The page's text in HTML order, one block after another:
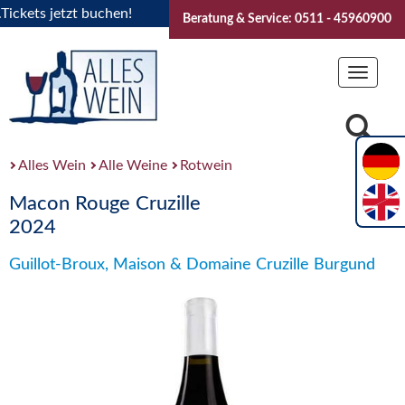
jetzt buchen! "Das Sommerfest 2026" Vive la
Beratung & Service: 0511 - 45960900
Toggle
Alles Wein Alle Weine Rotwein
Macon Rouge Cruzille
2024
Guillot-Broux, Maison & Domaine Cruzille Burgund